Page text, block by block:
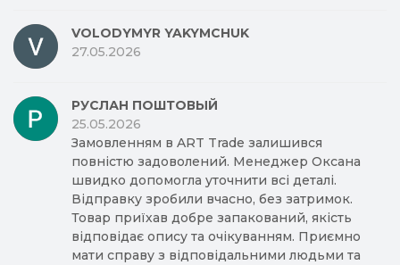
VOLODYMYR YAKYMCHUK
27.05.2026
РУСЛАН ПОШТОВЫЙ
25.05.2026
Замовленням в ART Trade залишився
повністю задоволений. Менеджер Оксана
швидко допомогла уточнити всі деталі.
Відправку зробили вчасно, без затримок.
Товар приїхав добре запакований, якість
відповідає опису та очікуванням. Приємно
мати справу з відповідальними людьми та